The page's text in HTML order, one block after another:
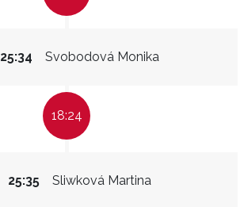
Svobodová Monika
25:34
18:24
Sliwková Martina
25:35